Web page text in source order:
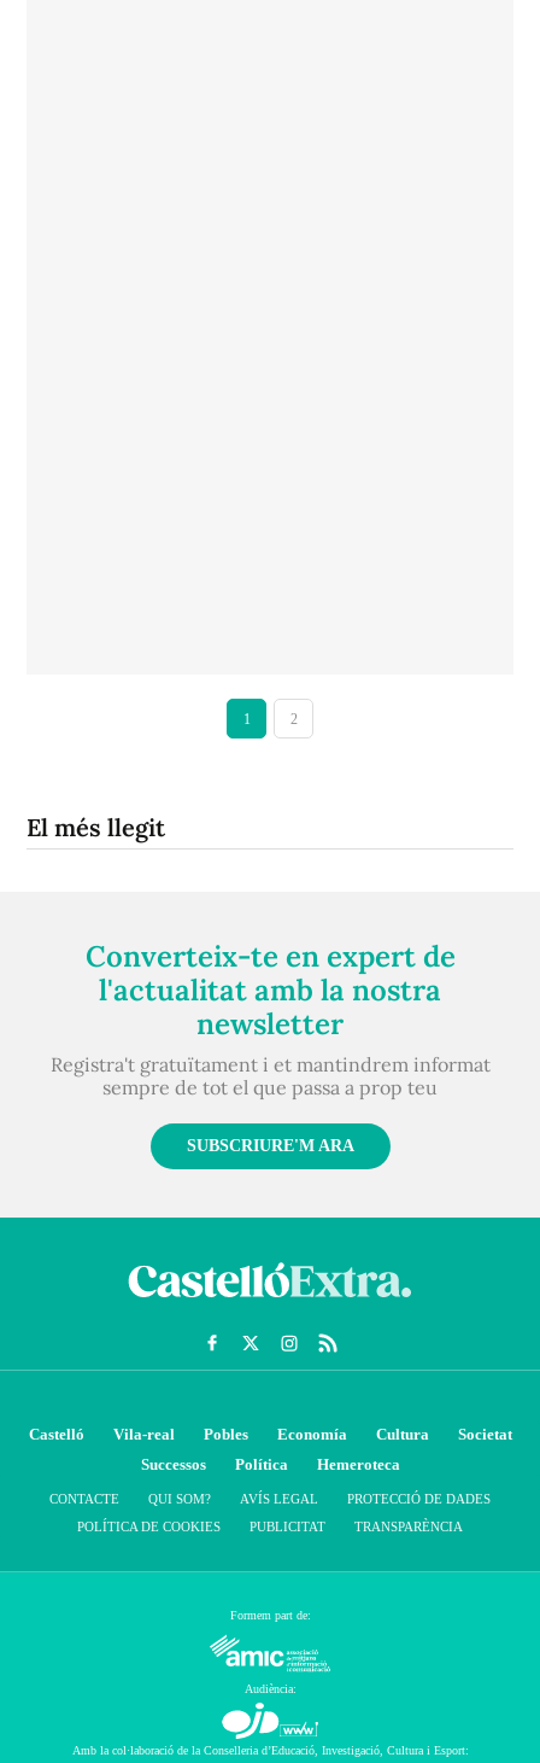
1 2
El més llegit
Converteix-te en expert de
l'actualitat amb la nostra
newsletter
Registra't gratuïtament i et mantindrem informat
sempre de tot el que passa a prop teu
SUBSCRIURE'M ARA
Castelló Vila-real Pobles Economía Cultura
Societat
Successos
Política Hemeroteca
CONTACTE QUI SOM? AVÍS LEGAL
PROTECCIÓ DE DADES
POLÍTICA DE COOKIES
PUBLICITAT TRANSPARÈNCIA
Formem part de:
Audiència:
Amb la col·laboració de la Conselleria d’Educació, Investigació, Cultura i Esport: